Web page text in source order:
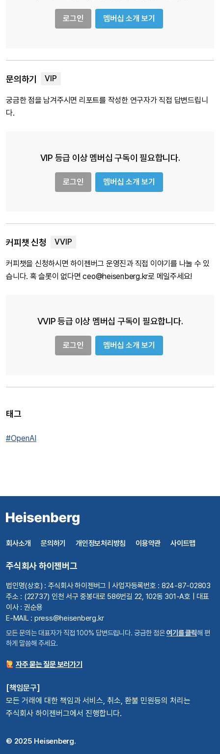
로그인 멤버십 소개 보기
문의하기
궁금한 점을 남겨주시면 리포트를 작성한 연구자가 직접 답변드립니
다.
VIP 등급 이상 멤버십 구독이 필요합니다.
로그인 멤버십 소개 보기
커피챗 신청
커피챗을 신청하시면 하이젠버그 운영진과 직접 이야기를 나눌 수 있
습니다. 혹 슬롯이 없다면 ceo@heisenberg.kr로 메일주세요!
VVIP 등급 이상 멤버십 구독이 필요합니다.
로그인 멤버십 소개 보기
태그
#OpenAI
회사소개 문의하기 개인정보처리방침 이용약관 사이트맵
주식회사 하이젠버그
법인명(상호) : 주식회사 하이젠버그 | 사업자등록번호 : 824-87-02803
주소 : (22737) 인천 서구 중봉대로 586번길 22, 102동 301-A호 | 대표
이사 : 권순용
E-MAIL : press@heisenberg.kr
모든 문의는 대표자가 직접 100% 답변드립니다. 궁금한 점은여기를 클릭해 편
하게 말씀해 주세요.
자주 묻는 질문 보러가기
[책임문구]
모든 거래에 대한 책임과 서비스, 취소, 환불 민원등의 처리는
주식회사 하이젠버그에서 진행합니다.
© 2025 Heisenberg.